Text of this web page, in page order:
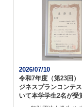
2026/07/10
令和7年度（第23回）
ジネスプランコンテ
いて本学学生2名が受